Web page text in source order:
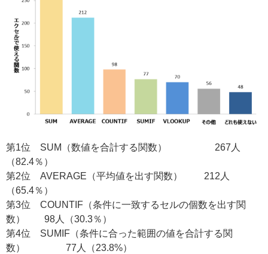
第1位 SUM（数値を合計する関数） 267人
（82.4％）
第2位 AVERAGE（平均値を出す関数） 212人
（65.4％）
第3位 COUNTIF（条件に一致するセルの個数を出す関
数） 98人（30.3％）
第4位 SUMIF（条件に合った範囲の値を合計する関
数） 77人（23.8%）